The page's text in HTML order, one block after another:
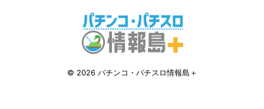
© 2026 パチンコ・パチスロ情報島＋